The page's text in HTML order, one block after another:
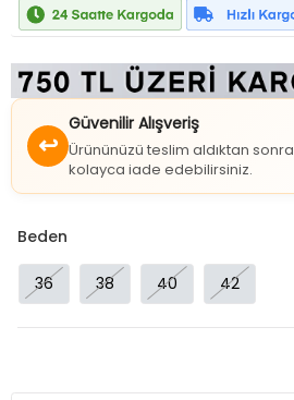
↩
Güvenilir Alışveriş
Ürününüzü teslim aldıktan sonra
kolayca iade edebilirsiniz.
Beden
36 38 40 42